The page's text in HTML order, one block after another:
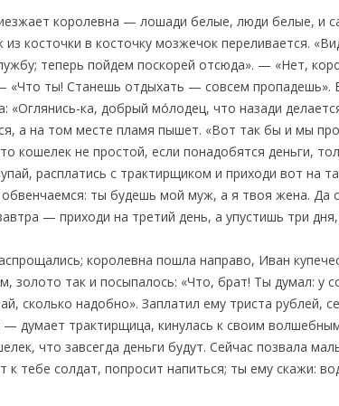
королевна — лошади белые, люди белые, и
из косточки в косточку мозжечок переливается.
теперь пойдем поскорей отсюда». — «Нет,
«Что ты! Станешь отдыхать — совсем пропадешь».
«Оглянись-ка, добрый мо́лодец, что назади
а на том месте пламя пышет. «Вот так бы и мы
кошелек не простой, если понадобятся деньги,
расплатись с трактирщиком и приходи вот на
ты будешь мой муж, а я твоя жена. Да
— приходи на третий день, а упустишь три
королевна пошла направо, Иван
золото так и посыпалось: «Что, брат! Ты думал: у
сколько надобно». Заплатил ему триста рублей,
— думает трактирщица, кинулась к своим
что завсегда деньги будут. Сейчас позвала
к тебе солдат, попросит напиться; ты ему скажи: